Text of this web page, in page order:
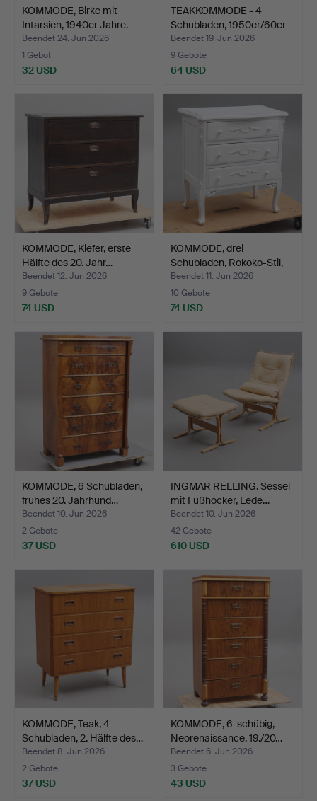
KOMMODE, Birke mit
Intarsien, 1940er Jahre.
Beendet 24. Jun 2026
1 Gebot
32 USD
TEAKKOMMODE - 4
Schubladen, 1950er/60er
Ja…
Beendet 19. Jun 2026
9 Gebote
64 USD
KOMMODE, Kiefer, erste
Hälfte des 20. Jahr…
Beendet 12. Jun 2026
9 Gebote
74 USD
KOMMODE, drei
Schubladen, Rokoko-Stil,
20.…
Beendet 11. Jun 2026
10 Gebote
74 USD
KOMMODE, 6 Schubladen,
frühes 20. Jahrhund…
Beendet 10. Jun 2026
2 Gebote
37 USD
INGMAR RELLING. Sessel
mit Fußhocker, Lede…
Beendet 10. Jun 2026
42 Gebote
610 USD
KOMMODE, Teak, 4
Schubladen, 2. Hälfte des…
Beendet 8. Jun 2026
2 Gebote
37 USD
KOMMODE, 6-schübig,
Neorenaissance, 19./20…
Beendet 6. Jun 2026
3 Gebote
43 USD